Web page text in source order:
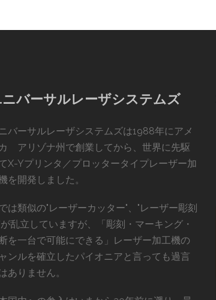
ニバーサルレーザシステムズ
バーサルレーザシステムズは1988年にアメ
アリゾナ州で創業してから、世界に先駆
X-Yプリンタ／プロッタータイプレーザー加
を開発しました。
は類似の"レーザーカッター"、"レーザー彫刻
乱立していますが、「彫刻・マーキング・
を一台で可能にできる」レーザー加工機の
ンルを確立したパイオニアと言っても過言
ありません。